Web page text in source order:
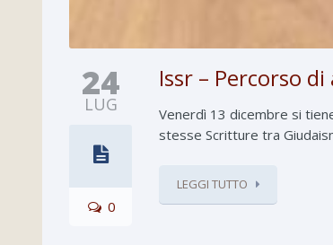
24
LUG
0
Issr – Percorso
Venerdì 13 dicembre si
stesse Scritture tra
LEGGI TUTTO